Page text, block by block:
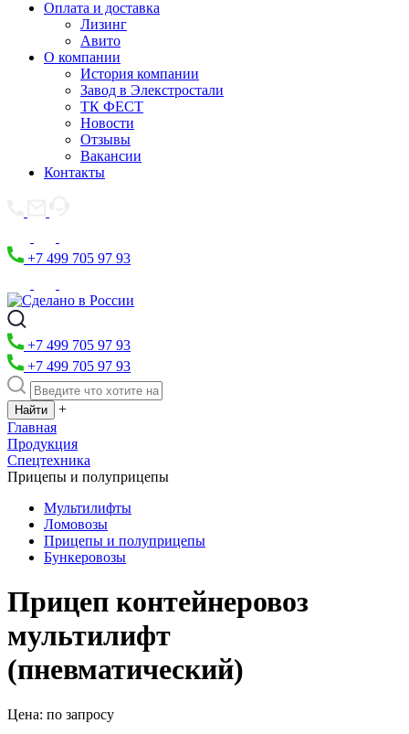
Оплата и доставка
Лизинг
Авито
О компании
История компании
Завод в Элекстростали
ТК ФЕСТ
Новости
Отзывы
Вакансии
Контакты
+7 499 705 97 93
+7 499 705 97 93
+7 499 705 97 93
+
Главная
Продукция
Спецтехника
Прицепы и полуприцепы
Мультилифты
Ломовозы
Прицепы и полуприцепы
Бункеровозы
Прицеп контейнеровоз
мультилифт
(пневматический)
Цена: по запросу